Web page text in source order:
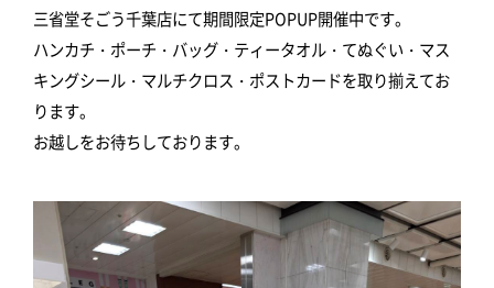
三省堂そごう千葉店にて期間限定POPUP開催中です。
ハンカチ・ポーチ・バッグ・ティータオル・てぬぐい・マス
キングシール・マルチクロス・ポストカードを取り揃えてお
ります。
お越しをお待ちしております。